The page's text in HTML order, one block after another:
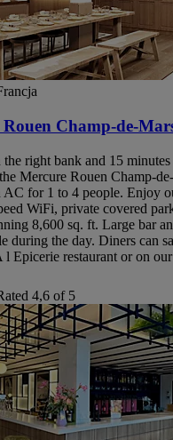
Champ-de-
the right bank and 15
Mercure Rouen Champ-
for 1 to 4 people. Enjoy
WiFi, private covered
8,600 sq. ft. Large bar
during the day. Diners can
l Epicerie restaurant or on
4,6 of 5